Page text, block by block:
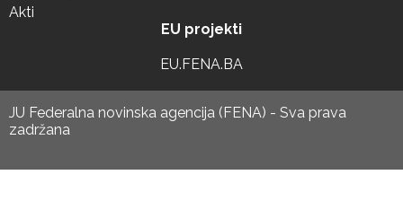
Akti
EU projekti
EU.FENA.BA
JU Federalna novinska agencija (FENA) - Sva prava
zadržana